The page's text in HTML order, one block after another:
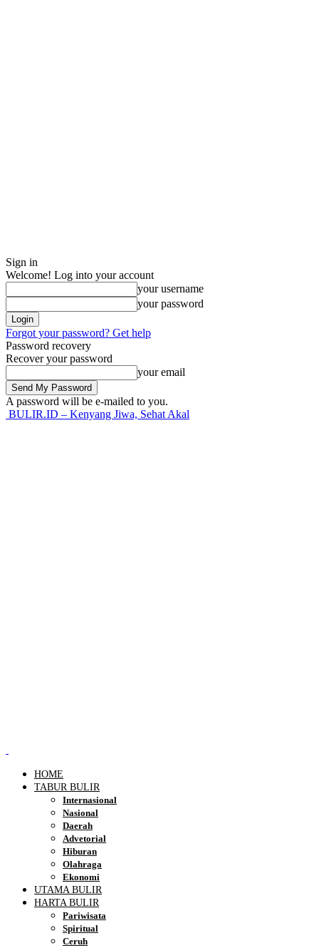
Sign in
Welcome! Log into your account
your username
your password
Forgot your password? Get help
Password recovery
Recover your password
your email
A password will be e-mailed to you.
BULIR.ID – Kenyang Jiwa, Sehat Akal
HOME
TABUR BULIR
Internasional
Nasional
Daerah
Advetorial
Hiburan
Olahraga
Ekonomi
UTAMA BULIR
HARTA BULIR
Pariwisata
Spiritual
Ceruh